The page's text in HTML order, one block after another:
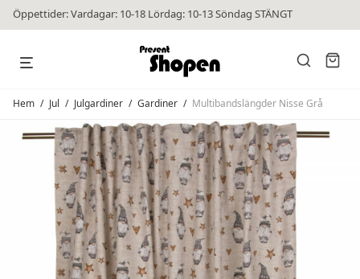
Öppettider: Vardagar: 10-18 Lördag: 10-13 Söndag STÄNGT
Hem / Jul / Julgardiner / Gardiner / Multibandslängder Nisse Grå